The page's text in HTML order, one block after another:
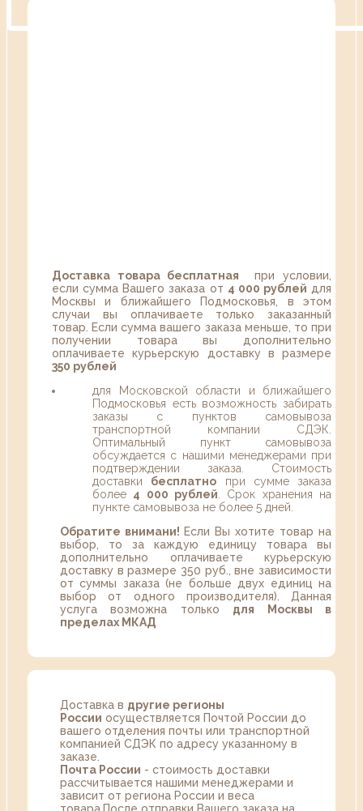
Доставка товара бесплатная при условии,
если сумма Вашего заказа от 4 000 рублей для
Москвы и ближайшего Подмосковья, в этом
случаи вы оплачиваете только заказанный
товар. Если сумма вашего заказа меньше, то при
получении товара вы дополнительно
оплачиваете курьерскую доставку в размере
350 рублей
для Московской области и ближайшего
Подмосковья есть возможность забирать
заказы с пунктов самовывоза
транспортной компании СДЭК.
Оптимальный пункт самовывоза
обсуждается с нашими менеджерами при
подтверждении заказа. Стоимость
доставки бесплатно при сумме заказа
более 4 000 рублей . Срок хранения на
пункте самовывоза не более 5 дней.
Обратите внимани! Если Вы хотите товар на
выбор, то за каждую единицу товара вы
дополнительно оплачиваете курьерскую
доставку в размере 350 руб., вне зависимости
от суммы заказа (не больше двух единиц на
выбор от одного производителя). Данная
услуга возможна только для Москвы в
пределах МКАД
Доставка в другие регионы
России осуществляется Почтой России до
вашего отделения почты или транспортной
компанией СДЭК по адресу указанному в
заказе.
Почта России - стоимость доставки
рассчитывается нашими менеджерами и
зависит от региона России и веса